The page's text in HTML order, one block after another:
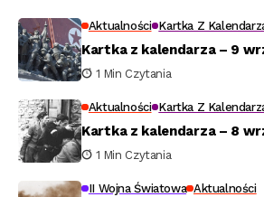
Aktualności Kartka Z
Kartka z kalendarza – 9
1 Min Czytania
Aktualności Kartka Z
Kartka z kalendarza – 8
1 Min Czytania
II Wojna Światowa Aktualności